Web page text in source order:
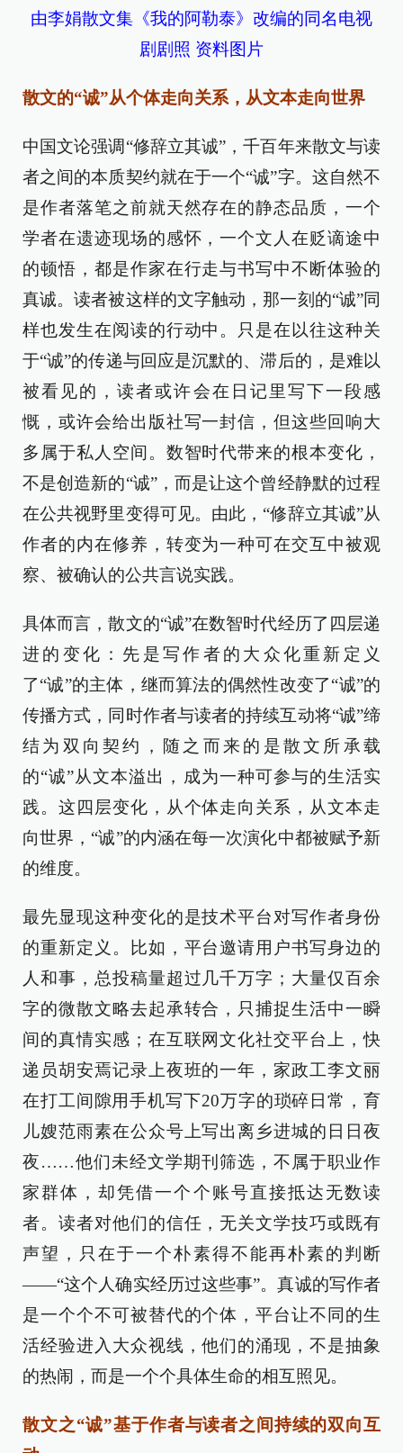
由李娟散文集《我的阿勒泰》改编的同名电视
剧剧照 资料图片
散文的“诚”从个体走向关系，从文本走向世界
中国文论强调“修辞立其诚”，千百年来散文与读
者之间的本质契约就在于一个“诚”字。这自然不
是作者落笔之前就天然存在的静态品质，一个
学者在遗迹现场的感怀，一个文人在贬谪途中
的顿悟，都是作家在行走与书写中不断体验的
真诚。读者被这样的文字触动，那一刻的“诚”同
样也发生在阅读的行动中。只是在以往这种关
于“诚”的传递与回应是沉默的、滞后的，是难以
被看见的，读者或许会在日记里写下一段感
慨，或许会给出版社写一封信，但这些回响大
多属于私人空间。数智时代带来的根本变化，
不是创造新的“诚”，而是让这个曾经静默的过程
在公共视野里变得可见。由此，“修辞立其诚”从
作者的内在修养，转变为一种可在交互中被观
察、被确认的公共言说实践。
具体而言，散文的“诚”在数智时代经历了四层递
进的变化：先是写作者的大众化重新定义
了“诚”的主体，继而算法的偶然性改变了“诚”的
传播方式，同时作者与读者的持续互动将“诚”缔
结为双向契约，随之而来的是散文所承载
的“诚”从文本溢出，成为一种可参与的生活实
践。这四层变化，从个体走向关系，从文本走
向世界，“诚”的内涵在每一次演化中都被赋予新
的维度。
最先显现这种变化的是技术平台对写作者身份
的重新定义。比如，平台邀请用户书写身边的
人和事，总投稿量超过几千万字；大量仅百余
字的微散文略去起承转合，只捕捉生活中一瞬
间的真情实感；在互联网文化社交平台上，快
递员胡安焉记录上夜班的一年，家政工李文丽
在打工间隙用手机写下20万字的琐碎日常，育
儿嫂范雨素在公众号上写出离乡进城的日日夜
夜……他们未经文学期刊筛选，不属于职业作
家群体，却凭借一个个账号直接抵达无数读
者。读者对他们的信任，无关文学技巧或既有
声望，只在于一个朴素得不能再朴素的判断
——“这个人确实经历过这些事”。真诚的写作者
是一个个不可被替代的个体，平台让不同的生
活经验进入大众视线，他们的涌现，不是抽象
的热闹，而是一个个具体生命的相互照见。
散文之“诚”基于作者与读者之间持续的双向互